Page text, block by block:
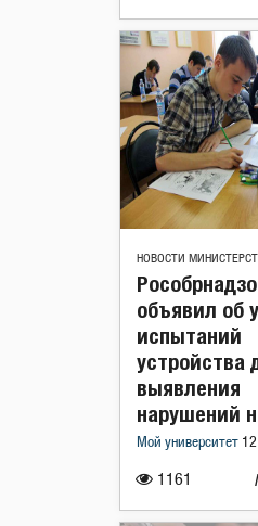
НОВОСТИ
1161
объявил об
испытаний
устройства
выявления
нарушений
Мой университет